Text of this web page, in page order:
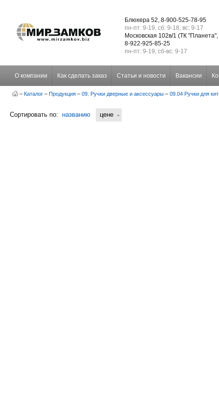
Блюхера 52, 8-900-525-78-95
пн-пт: 9-19, сб: 9-18, вс: 9-17
Московская 102в/1 (ТК
8-922-925-85-25
пн-пт: 9-19, сб-вс: 9-17
О компании Как сделать заказ Статьи и новости Вакансии
– Каталог – Продукция – 09. Ручки дверные и аксессуары – 09.04 Ручки для
Сортировать по: названию цене